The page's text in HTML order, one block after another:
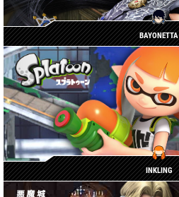
BAYONETTA
INKLING